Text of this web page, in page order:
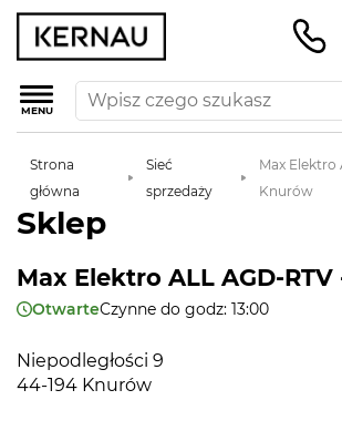
MENU
Strona
główna
Sieć
sprzedaży
Max Elektro
Knurów
Sklep
Max Elektro ALL AGD-
OtwarteCzynne do godz: 13:00
Niepodległości 9
44-194 Knurów